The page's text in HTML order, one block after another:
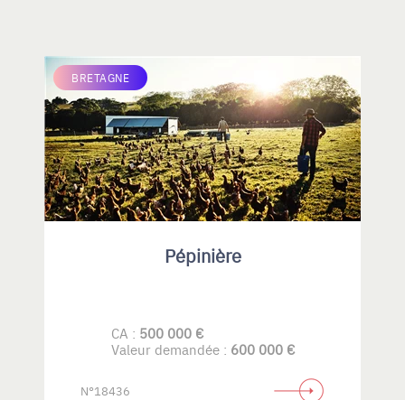
BRETAGNE
Pépinière
CA : 500 000 €
Valeur demandée : 600 000 €
N°18436